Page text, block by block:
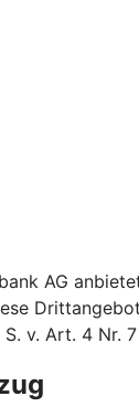
AG
v. Art. 4 Nr. 7